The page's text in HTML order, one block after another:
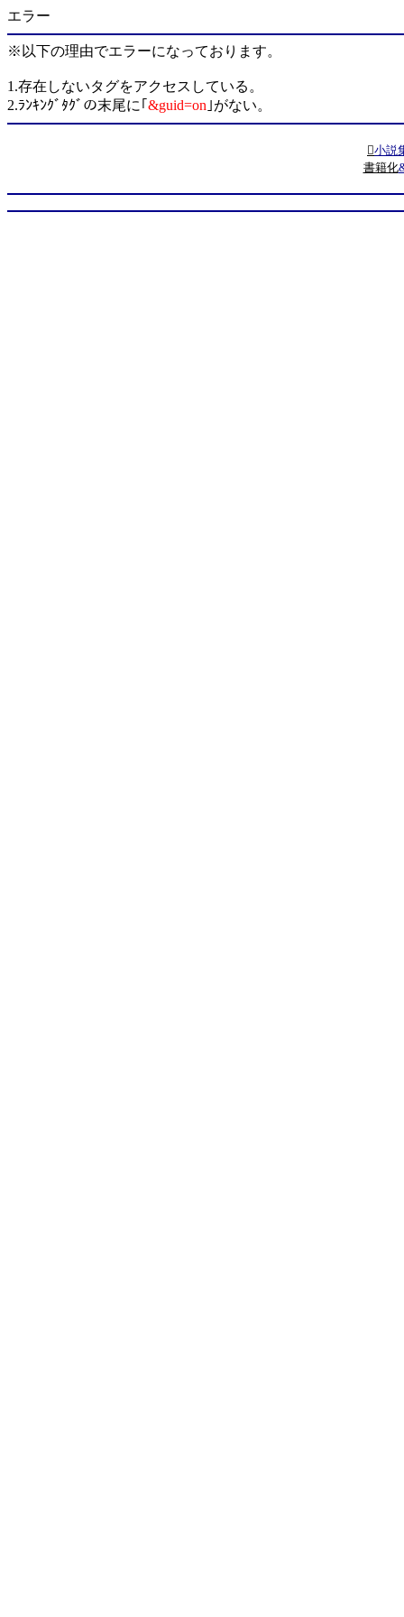
エラー
※以下の理由でエラーになっております。
1.存在しないタグをアクセスしている。
2.ﾗﾝｷﾝｸﾞﾀｸﾞの末尾に｢ &guid=on ｣がない。
小説
書籍化